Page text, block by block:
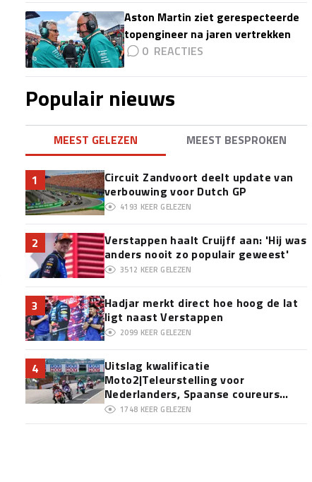
Aston Martin ziet gerespecteerde
topengineer na jaren vertrekken
0
Populair nieuws
MEEST GELEZEN MEEST BESPROKEN
1
Circuit Zandvoort deelt update van
verbouwing voor Dutch GP
4193 KEER GELEZEN
2
Verstappen haalt Cruijff aan: 'Hij was
anders nooit zo populair geweest'
3512 KEER GELEZEN
3
Hadjar merkt direct hoe hoog de lat
ligt naast Verstappen
2099 KEER GELEZEN
4
Uitslag kwalificatie
Moto2|Teleurstelling voor
Nederlanders, Spaanse coureurs
domineren
1748 KEER GELEZEN